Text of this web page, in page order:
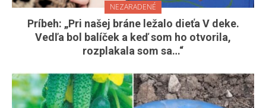
NEZARADENÉ
Príbeh: „Pri našej bráne ležalo dieťa V deke.
Vedľa bol balíček a keď som ho otvorila,
rozplakala som sa…“